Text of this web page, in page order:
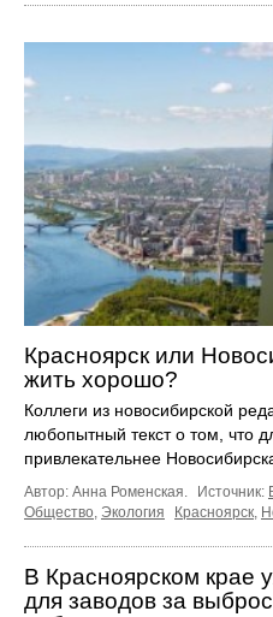
Красноярск или
жить хорошо?
Коллеги из новосибирской
любопытный текст о том, что
привлекательнее
Автор: Анна Роменская. Источник:
Общество, Экология Красноярск,
В Красноярском крае
для заводов за